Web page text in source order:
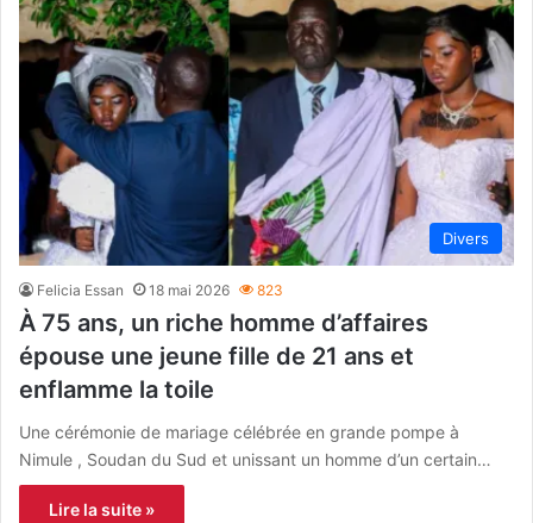
Divers
Felicia Essan 18 mai 2026 823
À 75 ans, un riche homme d’affaires
épouse une jeune fille de 21 ans et
enflamme la toile
Une cérémonie de mariage célébrée en grande pompe à
Nimule , Soudan du Sud et unissant un homme d’un certain…
Lire la suite »